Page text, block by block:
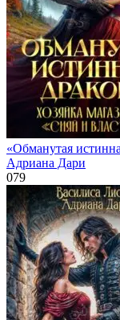
«Обманутая
Адриана Дари
079